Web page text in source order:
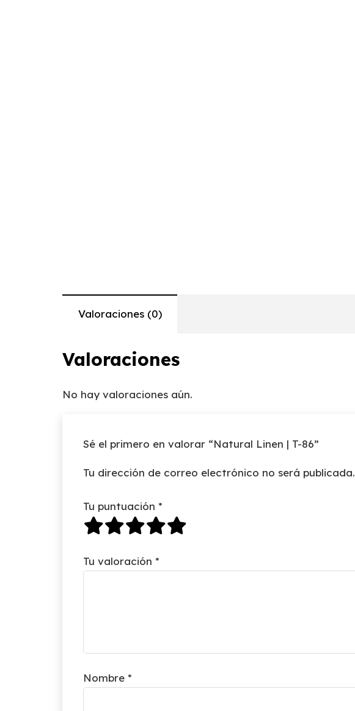
Valoraciones (0)
Valoraciones
No hay valoraciones aún.
Sé el primero en valorar “Natural Linen | T-86”
Tu dirección de correo electrónico no será publicada.
Tu puntuación *
Tu valoración *
Nombre *